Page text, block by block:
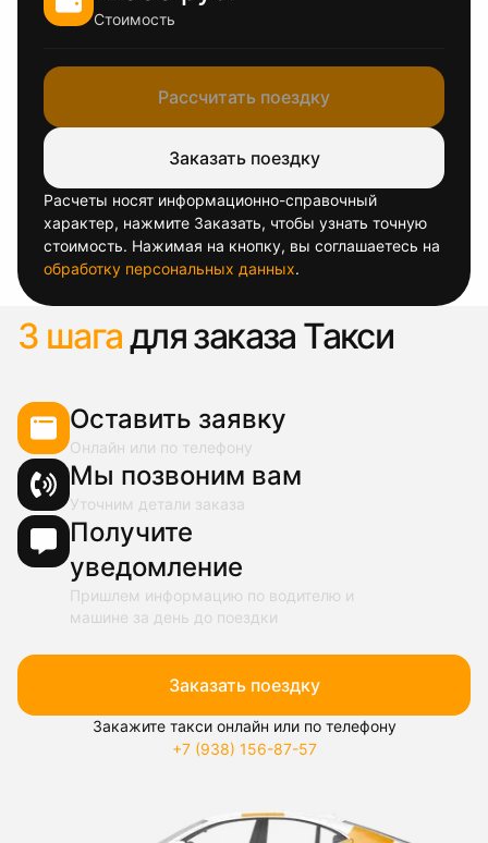
Стоимость
Рассчитать поездку
Заказать поездку
Расчеты носят информационно-справочный
характер, нажмите Заказать, чтобы узнать точную
стоимость. Нажимая на кнопку, вы соглашаетесь на
обработку персональных данных.
3 шагадля заказа Такси
Оставить заявку
Онлайн или по телефону
Мы позвоним вам
Уточним детали заказа
Получите
уведомление
Пришлем информацию по водителю и
машине за день до поездки
Заказать поездку
Закажите такси онлайн или по телефону
+7 (938) 156-87-57